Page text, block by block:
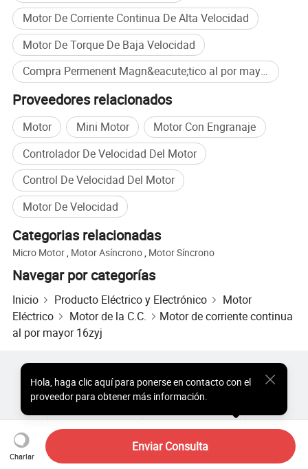
Motor De Corriente Continua De Alta Velocidad
Motor De Torque De Baja Velocidad
Compra Permenent Magn&eacute;tico al por mayor
Proveedores relacionados
Motor Mini Motor
Motor Con Engranaje
Controlador De Velocidad Del Motor
Control De Velocidad Del Motor
Motor De Velocidad
Categorias relacionadas
Micro Motor, Motor Asíncrono, Motor Síncrono
Navegar por categorías
Inicio Producto Eléctrico y Electrónico
Motor
Eléctrico
Motor de la C.C.
Motor de corriente continua
al por mayor 16zyj
Charlar
Enviar Consulta
Hola, haga clic aquí para ponerse en contacto con el
proveedor para obtener más información.
Precio de Productos Populares
Productos Populares al por Mayor
Comprador de Estrella
Sobre
Acuerdo de Usuario Política de Privacidad
Contacto
Copyright © 2026 Focus Technology Co., Ltd. All Rights Reserved